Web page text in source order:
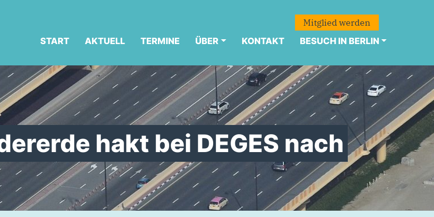
Mitglied werden
START AKTUELL TERMINE ÜBER KONTAKT BESUCH IN BERLIN
hakt bei DEGES nach